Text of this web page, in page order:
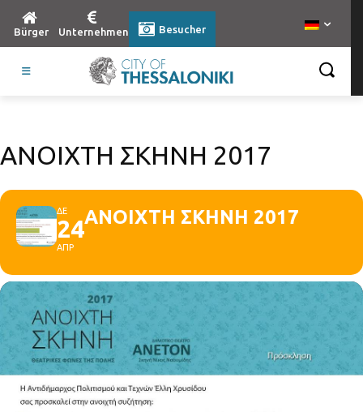
Bürger Unternehmen Besucher
ΑΝΟΙΧΤΗ ΣΚΗΝΗ 2017
ΔΕ
24
ΑΠΡ
ΑΝΟΙΧΤΗ ΣΚΗΝΗ 2017